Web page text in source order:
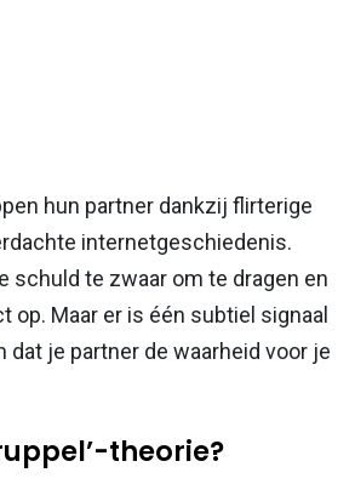
hun partner dankzij flirterige
internetgeschiedenis.
schuld te zwaar om te dragen en
op. Maar er is één subtiel signaal
dat je partner de waarheid voor je
theorie?